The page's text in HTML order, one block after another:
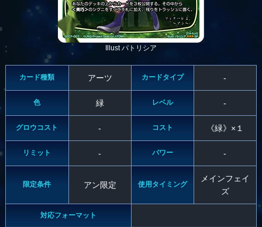
Illust パトリシア
カード種類 アーツ カードタイプ -
色 緑 レベル -
グロウコスト - コスト 《緑》×１
リミット - パワー -
限定条件 アン限定 使用タイミング
メインフェイ
ズ
対応フォーマット